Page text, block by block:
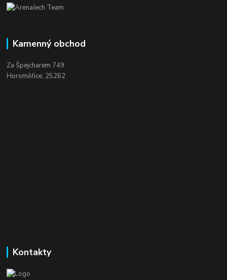
Kamenný obchod
Za Špejcharem 749
Horoměřice, 25262
Kontakty